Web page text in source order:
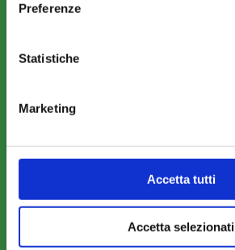
Preferenze
Statistiche
Marketing
Accetta tutti
Accetta selezionati